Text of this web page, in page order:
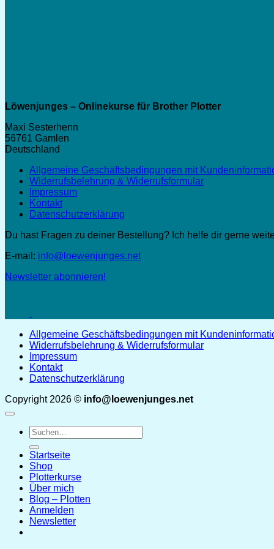
Löwenjunges – Onlinekurse für Brother Plotter
Maxi Sesterhenn
56761 Gamlen
Deutschland
Allgemeine Geschäftsbedingungen mit
Widerrufsbelehrung & Widerrufsformular
Impressum
Kontakt
Datenschutzerklärung
Du hast Fragen zu deiner Bestellung? Ich helfe dir gerne
E-mail: info@loewenjunges.net
Newsletter abonnieren!
Allgemeine Geschäftsbedingungen mit
Widerrufsbelehrung & Widerrufsformular
Impressum
Kontakt
Datenschutzerklärung
Copyright 2026 © info@loewenjunges.net
Suchen
nach:
Startseite
Shop
Plotterkurse
Über mich
Blog – Plotten
Anmelden
Newsletter